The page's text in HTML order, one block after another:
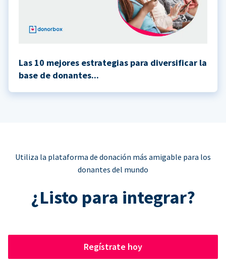
Las 10 mejores estrategias para diversificar la
base de donantes...
Utiliza la plataforma de donación más amigable para los
donantes del mundo
¿Listo para integrar?
Regístrate hoy